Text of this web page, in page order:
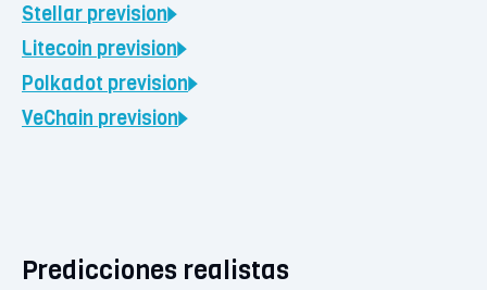
Stellar prevision
Litecoin prevision
Polkadot prevision
VeChain prevision
Predicciones realistas